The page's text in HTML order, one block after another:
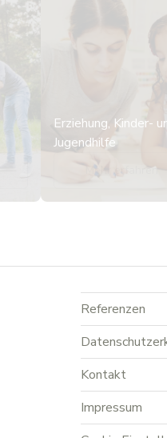
Erziehung, Kinder-
Jugendhilfe
Mehr erfahren
Referenzen
Kontakt
Impressum